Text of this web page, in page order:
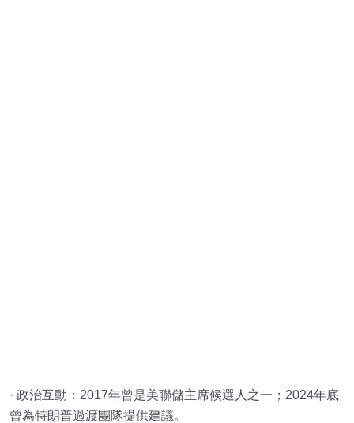
· 政治互動：2017年曾是美聯儲主席候選人之一；2024年底
曾為特朗普過渡團隊提供建議。